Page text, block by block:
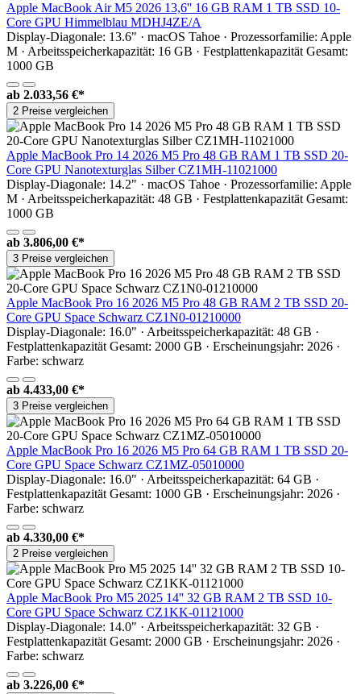
Apple MacBook Air M5 2026 13,6'' 16 GB RAM 1 TB SSD 10-
Core GPU Himmelblau MDHJ4ZE/A
Display-Diagonale: 13.6" · macOS Tahoe · Prozessorfamilie: Apple
M · Arbeitsspeicherkapazität: 16 GB · Festplattenkapazität Gesamt:
1000 GB
ab 2.033,56 €*
2 Preise vergleichen
Apple MacBook Pro 14 2026 M5 Pro 48 GB RAM 1 TB SSD 20-
Core GPU Nanotexturglas Silber CZ1MH-11021000
Display-Diagonale: 14.2" · macOS Tahoe · Prozessorfamilie: Apple
M · Arbeitsspeicherkapazität: 48 GB · Festplattenkapazität Gesamt:
1000 GB
ab 3.806,00 €*
3 Preise vergleichen
Apple MacBook Pro 16 2026 M5 Pro 48 GB RAM 2 TB SSD 20-
Core GPU Space Schwarz CZ1N0-01210000
Display-Diagonale: 16.0" · Arbeitsspeicherkapazität: 48 GB ·
Festplattenkapazität Gesamt: 2000 GB · Erscheinungsjahr: 2026 ·
Farbe: schwarz
ab 4.433,00 €*
3 Preise vergleichen
Apple MacBook Pro 16 2026 M5 Pro 64 GB RAM 1 TB SSD 20-
Core GPU Space Schwarz CZ1MZ-05010000
Display-Diagonale: 16.0" · Arbeitsspeicherkapazität: 64 GB ·
Festplattenkapazität Gesamt: 1000 GB · Erscheinungsjahr: 2026 ·
Farbe: schwarz
ab 4.330,00 €*
2 Preise vergleichen
Apple MacBook Pro M5 2025 14'' 32 GB RAM 2 TB SSD 10-
Core GPU Space Schwarz CZ1KK-01121000
Display-Diagonale: 14.0" · Arbeitsspeicherkapazität: 32 GB ·
Festplattenkapazität Gesamt: 2000 GB · Erscheinungsjahr: 2026 ·
Farbe: schwarz
ab 3.226,00 €*